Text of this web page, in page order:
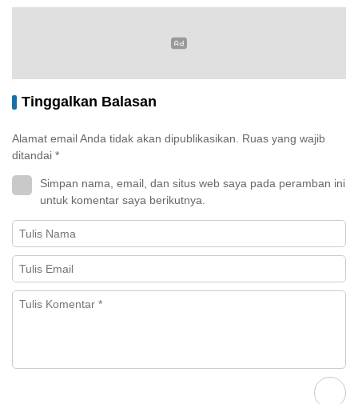
Tinggalkan Balasan
Alamat email Anda tidak akan dipublikasikan.
Ruas yang wajib
ditandai *
Simpan nama, email, dan situs web saya pada peramban ini
untuk komentar saya berikutnya.